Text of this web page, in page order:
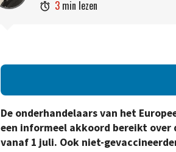
 3 min lezen
De onderhandelaars van het
een informeel akkoord bereikt
vanaf 1 juli. Ook niet-